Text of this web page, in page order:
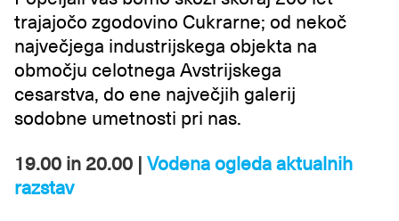
trajajočo zgodovino Cukrarne; od nekoč
največjega industrijskega objekta na
območju celotnega Avstrijskega
cesarstva, do ene največjih galerij
sodobne umetnosti pri nas.
19.00 in 20.00 | Vodena ogleda aktualnih
razstav